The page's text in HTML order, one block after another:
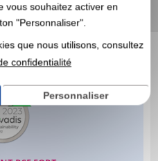
vous souhaitez activer en
"Personnaliser".
que nous utilisons, consultez
confidentialité
Personnaliser